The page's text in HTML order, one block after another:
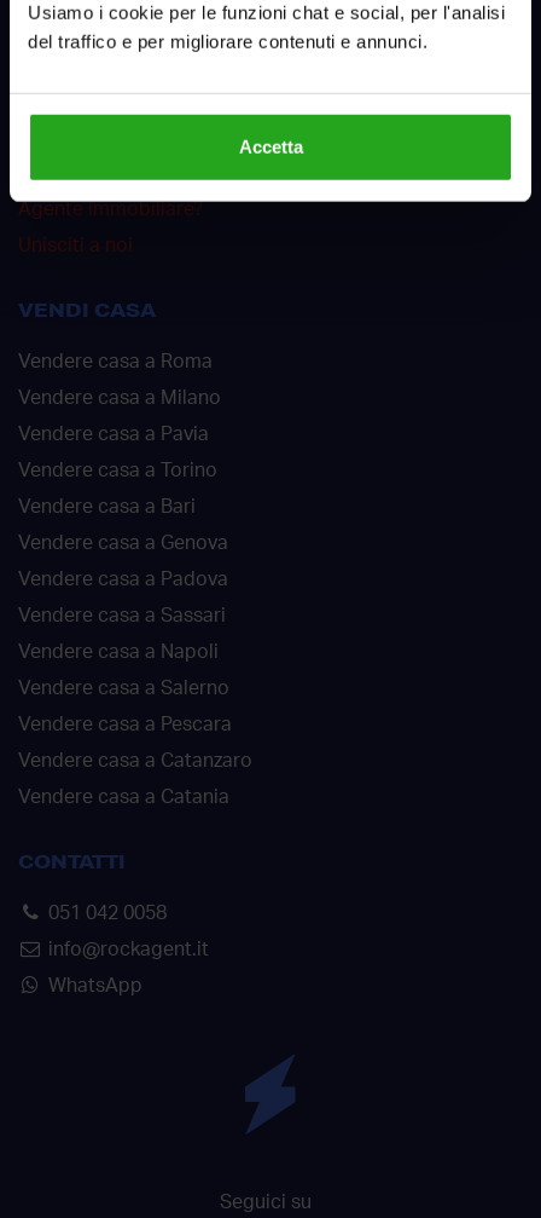
Usiamo i cookie per le funzioni chat e social, per l'analisi
del traffico e per migliorare contenuti e annunci.
Accetta
Case affittate
LAVORA CON NOI
Agente immobiliare?
Unisciti a noi
VENDI CASA
Vendere casa a Roma
Vendere casa a Milano
Vendere casa a Pavia
Vendere casa a Torino
Vendere casa a Bari
Vendere casa a Genova
Vendere casa a Padova
Vendere casa a Sassari
Vendere casa a Napoli
Vendere casa a Salerno
Vendere casa a Pescara
Vendere casa a Catanzaro
Vendere casa a Catania
CONTATTI
051 042 0058
info@rockagent.it
WhatsApp
Seguici su